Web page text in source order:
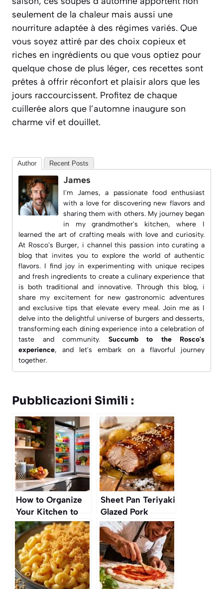
seulement de la chaleur mais aussi une
nourriture adaptée à des régimes variés. Que
vous soyez attiré par des choix copieux et
riches en ingrédients ou que vous optiez pour
quelque chose de plus léger, ces recettes sont
prêtes à offrir réconfort et plaisir alors que les
jours raccourcissent. Profitez de chaque
cuillerée alors que l’automne inaugure son
charme vif et douillet.
Author Recent Posts
James
I'm James, a passionate food enthusiast
with a love for discovering new flavors and
sharing them with others. My journey began
in my grandmother's kitchen, where I
learned the art of crafting meals with love and curiosity.
At Rosco's Burger, i channel this passion into curating a
blog that invites you to explore the world of authentic
flavors. I find joy in experimenting with unique recipes
and fresh ingredients to create a culinary experience that
is both traditional and innovative. Through this blog, i
share my excitement for new gastronomic adventures
and exclusive tips that elevate every meal. Join me as I
delve into the delightful universe of burgers and desserts,
transforming each dining experience into a celebration of
taste and community. Succumb to the Rosco's
experience, and let's embark on a flavorful journey
together.
Pubblicazioni Simili :
How to Organize
Your Kitchen to
Make Healthy
Eating Effortless
Sheet Pan Teriyaki
Glazed Pork
Tenderloin and
Potatoes Recipe